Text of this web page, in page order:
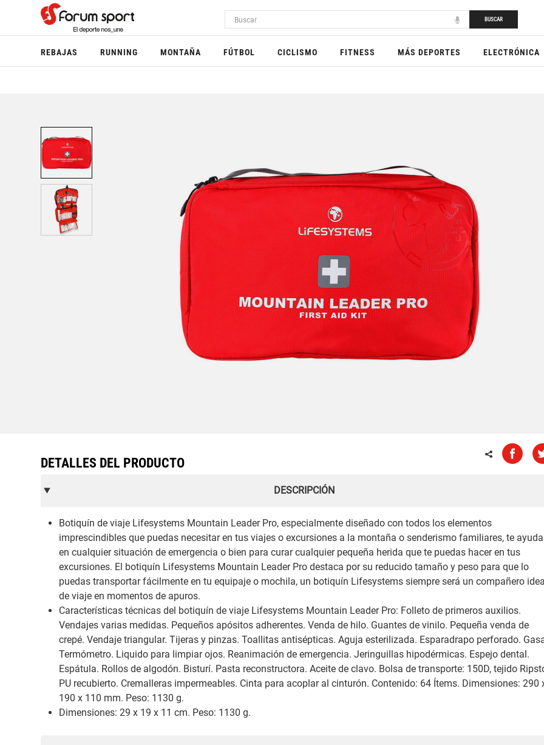
BUSCAR
REBAJAS RUNNING MONTAÑA FÚTBOL CICLISMO FITNESS MÁS DEPORTES ELECTRÓNICA
DETALLES DEL PRODUCTO
DESCRIPCIÓN
Botiquín de viaje Lifesystems Mountain Leader Pro, especialmente diseñado con todos los elementos
imprescindibles que puedas necesitar en tus viajes o excursiones a la montaña o senderismo familiares, te
en cualquier situación de emergencia o bien para curar cualquier pequeña herida que te puedas hacer en tus
excursiones. El botiquín Lifesystems Mountain Leader Pro destaca por su reducido tamaño y peso para que lo
puedas transportar fácilmente en tu equipaje o mochila, un botiquín Lifesystems siempre será un compañero
de viaje en momentos de apuros.
Características técnicas del botiquín de viaje Lifesystems Mountain Leader Pro: Folleto de primeros auxilios.
Vendajes varias medidas. Pequeños apósitos adherentes. Venda de hilo. Guantes de vinilo. Pequeña venda de
crepé. Vendaje triangular. Tijeras y pinzas. Toallitas antisépticas. Aguja esterilizada. Esparadrapo perforado.
Termómetro. Liquido para limpiar ojos. Reanimación de emergencia. Jeringuillas hipodérmicas. Espejo dental.
Espátula. Rollos de algodón. Bisturí. Pasta reconstructora. Aceite de clavo. Bolsa de transporte: 150D, tejido
PU recubierto. Cremalleras impermeables. Cinta para acoplar al cinturón. Contenido: 64 Ítems. Dimensiones: 290
190 x 110 mm. Peso: 1130 g.
Dimensiones: 29 x 19 x 11 cm. Peso: 1130 g.